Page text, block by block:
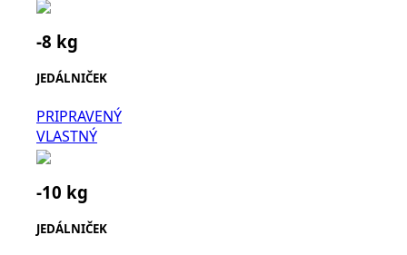
-8 kg
JEDÁLNIČEK
PRIPRAVENÝ
VLASTNÝ
-10 kg
JEDÁLNIČEK